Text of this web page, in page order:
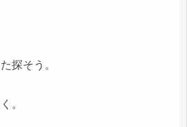
探そう。
。